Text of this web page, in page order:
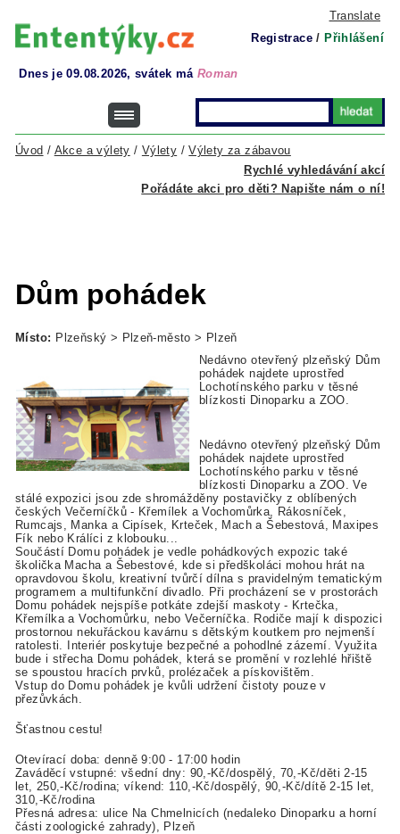
Translate
Registrace / Přihlášení
Dnes je 09.08.2026, svátek má Roman
Rychlé vyhledávání akcí
Úvod / Akce a výlety / Výlety /Výlety za zábavou
Pořádáte akci pro děti? Napište nám o ní!
Dům pohádek
Místo: Plzeňský > Plzeň-město > Plzeň
Nedávno otevřený plzeňský Dům
pohádek najdete uprostřed
Lochotínského parku v těsné
blízkosti Dinoparku a ZOO.
Nedávno otevřený plzeňský Dům
pohádek najdete uprostřed
Lochotínského parku v těsné
blízkosti Dinoparku a ZOO. Ve
stálé expozici jsou zde shromážděny postavičky z oblíbených
českých Večerníčků - Křemílek a Vochomůrka, Rákosníček,
Rumcajs, Manka a Cipísek, Krteček, Mach a Šebestová, Maxipes
Fík nebo Králíci z klobouku...
Součástí Domu pohádek je vedle pohádkových expozic také
školička Macha a Šebestové, kde si předškoláci mohou hrát na
opravdovou školu, kreativní tvůrčí dílna s pravidelným tematickým
programem a multifunkční divadlo. Při procházení se v prostorách
Domu pohádek nejspíše potkáte zdejší maskoty - Krtečka,
Křemílka a Vochomůrku, nebo Večerníčka. Rodiče mají k dispozici
prostornou nekuřáckou kavárnu s dětským koutkem pro nejmenší
ratolesti. Interiér poskytuje bezpečné a pohodlné zázemí. Využita
bude i střecha Domu pohádek, která se promění v rozlehlé hřiště
se spoustou hracích prvků, prolézaček a pískovištěm.
Vstup do Domu pohádek je kvůli udržení čistoty pouze v
přezůvkách.
Šťastnou cestu!
Otevírací doba: denně 9:00 - 17:00 hodin
Zaváděcí vstupné: všední dny: 90,-Kč/dospělý, 70,-Kč/děti 2-15
let, 250,-Kč/rodina; víkend: 110,-Kč/dospělý, 90,-Kč/dítě 2-15 let,
310,-Kč/rodina
Přesná adresa: ulice Na Chmelnicích (nedaleko Dinoparku a horní
části zoologické zahrady), Plzeň